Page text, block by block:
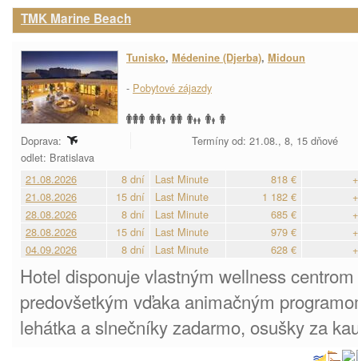
TMK Marine Beach
Tunisko, Médenine (Djerba), Midoun
- Pobytové zájazdy
Doprava:
Termíny od: 21.08., 8, 15 dňové
odlet: Bratislava
21.08.2026
8 dní Last Minute 818 €
21.08.2026
15 dní Last Minute 1 182 €
28.08.2026
8 dní Last Minute 685 €
28.08.2026
15 dní Last Minute 979 €
04.09.2026
8 dní Last Minute 628 €
Hotel disponuje vlastným wellness
predovšetkým vďaka animačným
lehátka a slnečníky zadarmo, osušky za